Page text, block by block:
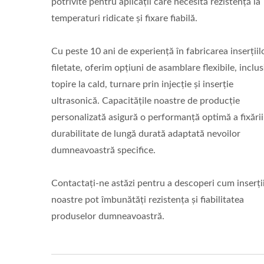
temperaturi ridicate și fixare fiabilă.
Cu peste 10 ani de experiență în fabricarea
filetate, oferim opțiuni de asamblare flexibile,
topire la cald, turnare prin injecție și inserție
ultrasonică. Capacitățile noastre de producție
personalizată asigură o performanță optimă a
durabilitate de lungă durată adaptată nevoilor
dumneavoastră specifice.
Contactați-ne astăzi pentru a descoperi cum
noastre pot îmbunătăți rezistența și fiabilitatea
produselor dumneavoastră.